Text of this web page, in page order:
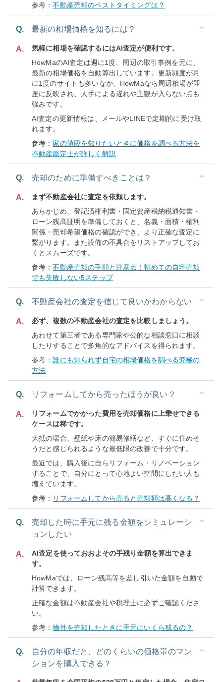
参考：不動産売却のベストタイミングは？
Q. 最新の相場価格を知るには？
A.
気軽に相場を確認するにはAI査定が便利です。
HowMaのAI査定は週に1度、周辺の取引事例を元に、
最新の相場価格を自動算出しています。更新頻度が月
に1度のサイトも多いなか、HowMaなら周辺相場が即
座に反映され、人手による遅れや主観が入らない点も
強みです。
AI査定の更新情報は、メールやLINEで定期的に受け取
れます。
参考：家の値段を知りたいときに価格を調べる方法を
不動産鑑定士が詳しく解説
Q. 売却のために準備すべきことは？
A.
まず不動産会社に査定を依頼します。
あらかじめ、登記済権利書・固定資産税納税通知書・
ローン残高証明を準備しておくと、名義・面積・権利
関係・売却希望価格の確認ができ、より正確な査定に
繋がります。また設備の不具合をリストアップしてお
くとスムーズです。
参考：不動産売却の手順と注意点！初めての自宅売却
でも失敗しない5ステップ
Q. 不動産会社の査定を信じて良いかわからない
A.
必ず、複数の不動産会社の査定を比較しましょう。
あわせて第三者である専門家や公的な相談窓口に相談
したりすることで多角的なアドバイスを得られます。
参考：誰にも知られず自宅の相場価格を調べる究極の
方法
Q. リフォームしてから売ったほうが良い？
A.
リフォームでかかった費用を売却価格に上乗せできる
ケースは稀です。
大抵の場合、壁紙や床の簡易修繕など、すぐに住めそ
うだと感じられるような最低限の改善で十分です。
最近では、購入後に自らリフォーム・リノベーション
することで、自分にとって心地よい空間にしたい人も
増えています。
参考： リフォームしてから売ると売却額は高くなる？
Q.
売却した時に手元に残る金額をシミュレーシ
ョンしたい
A.
AI査定を使っておおよその手残り金額を算出できま
す。
HowMaでは、ローン残高等を差し引いた金額を自動で
計算できます。
正確な金額は不動産会社や税理士に必ずご確認くださ
い。
参考：物件を売却したときに手元にいくら残るの？
Q.
自分の年収だと、どのくらいの価格帯のマン
ションを購入できる？